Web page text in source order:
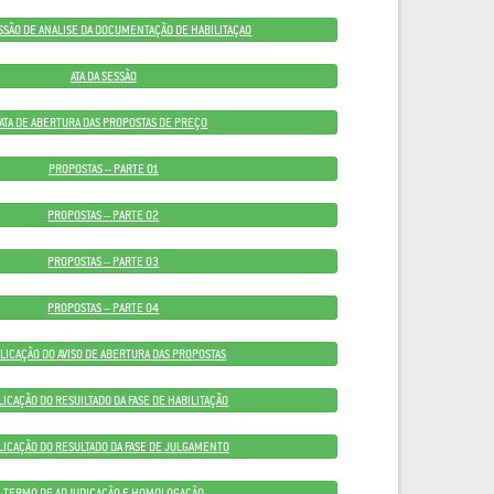
DE ANALISE DA DOCUMENTAÇÃO DE HABILITAÇAO
ATA DA SESSÃO
ATA DE ABERTURA DAS PROPOSTAS DE PREÇO
PROPOSTAS – PARTE 01
PROPOSTAS – PARTE 02
PROPOSTAS – PARTE 03
PROPOSTAS – PARTE 04
DO AVISO DE ABERTURA DAS PROPOSTAS
DO RESUILTADO DA FASE DE HABILITAÇÃO
DO RESULTADO DA FASE DE JULGAMENTO